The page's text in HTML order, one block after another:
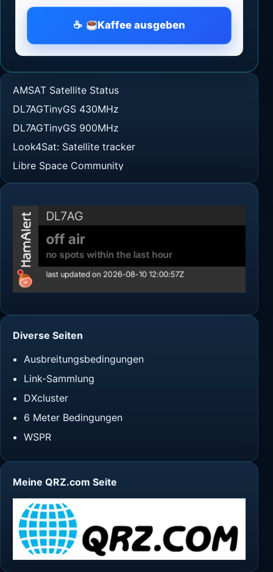
Kaffee ausgeben
AMSAT Satellite Status
DL7AGTinyGS 430MHz
DL7AGTinyGS 900MHz
Look4Sat: Satellite tracker
Libre Space Community
Diverse Seiten
Ausbreitungsbedingungen
Link-Sammlung
DXcluster
6 Meter Bedingungen
WSPR
Meine QRZ.com Seite